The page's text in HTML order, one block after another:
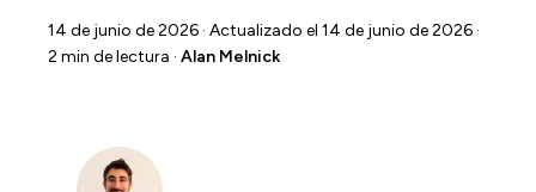
14 de junio de 2026 · Actualizado el 14 de junio de 2026 ·
2 min de lectura · Alan Melnick